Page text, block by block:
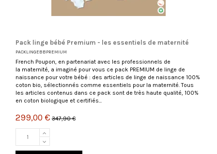
Pack linge bébé Premium - les essentiels de maternité
PACKLINGEBBPREMIUM
French Poupon, en partenariat avec les professionnels de
la maternité, a imaginé pour vous ce pack PREMIUM de linge de
naissance pour votre bébé : des articles de linge de naissance 100%
coton bio, sélectionnés comme essentiels pour la maternité. Tous
les articles contenus dans ce pack sont de très haute qualité, 100%
en coton biologique et certifiés...
299,00 € 347,90 €